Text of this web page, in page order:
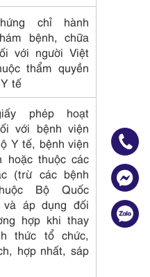
chỉ hành
bệnh, chữa
với người Việt
thẩm quyền
tế
phép hoạt
với bệnh viện
Y tế, bệnh viện
hoặc thuộc các
(trừ các bệnh
Bộ Quốc
và áp dụng đối
hợp khi thay
thức tổ chức,
hợp nhất, sáp